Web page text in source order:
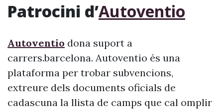
Patrocini d’Autoventio
Autoventio dona suport a
carrers.barcelona. Autoventio és una
plataforma per trobar subvencions,
extreure dels documents oficials de
cadascuna la llista de camps que cal omplir